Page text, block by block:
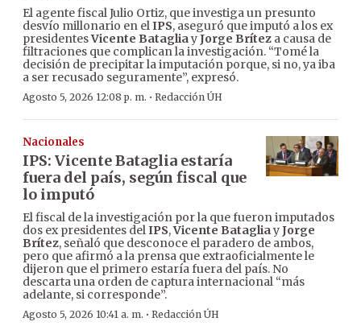
El agente fiscal Julio Ortiz, que investiga un presunto
desvío millonario en elIPS, aseguró que imputó a los ex
presidentesVicente BatagliayJorge Brítez a causa de
filtraciones que complican la investigación. “Tomé la
decisión de precipitar la imputación porque, si no, ya iba
a ser recusado seguramente”, expresó.
Agosto 5, 2026 12:08 p. m. · Redacción ÚH
Nacionales
IPS: Vicente Bataglia estaría
fuera del país, según fiscal que
lo imputó
El fiscal de la investigación por la que fueron imputados
dos ex presidentes delIPS,Vicente BatagliayJorge
Brítez, señaló que desconoce el paradero de ambos,
pero que afirmó a la prensa que extraoficialmente le
dijeron que el primero estaría fuera del país. No
descarta una orden de captura internacional “más
adelante, si corresponde”.
Agosto 5, 2026 10:41 a. m. · Redacción ÚH